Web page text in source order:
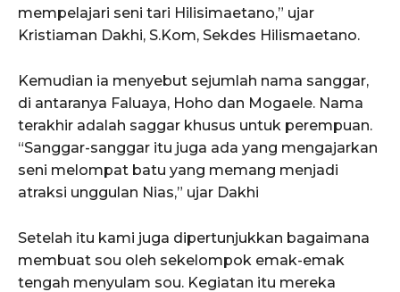
mempelajari seni tari Hilisimaetano,” ujar
Kristiaman Dakhi, S.Kom, Sekdes Hilismaetano.
Kemudian ia menyebut sejumlah nama sanggar,
di antaranya Faluaya, Hoho dan Mogaele. Nama
terakhir adalah saggar khusus untuk perempuan.
“Sanggar-sanggar itu juga ada yang mengajarkan
seni melompat batu yang memang menjadi
atraksi unggulan Nias,” ujar Dakhi
Setelah itu kami juga dipertunjukkan bagaimana
membuat sou oleh sekelompok emak-emak
tengah menyulam sou. Kegiatan itu mereka